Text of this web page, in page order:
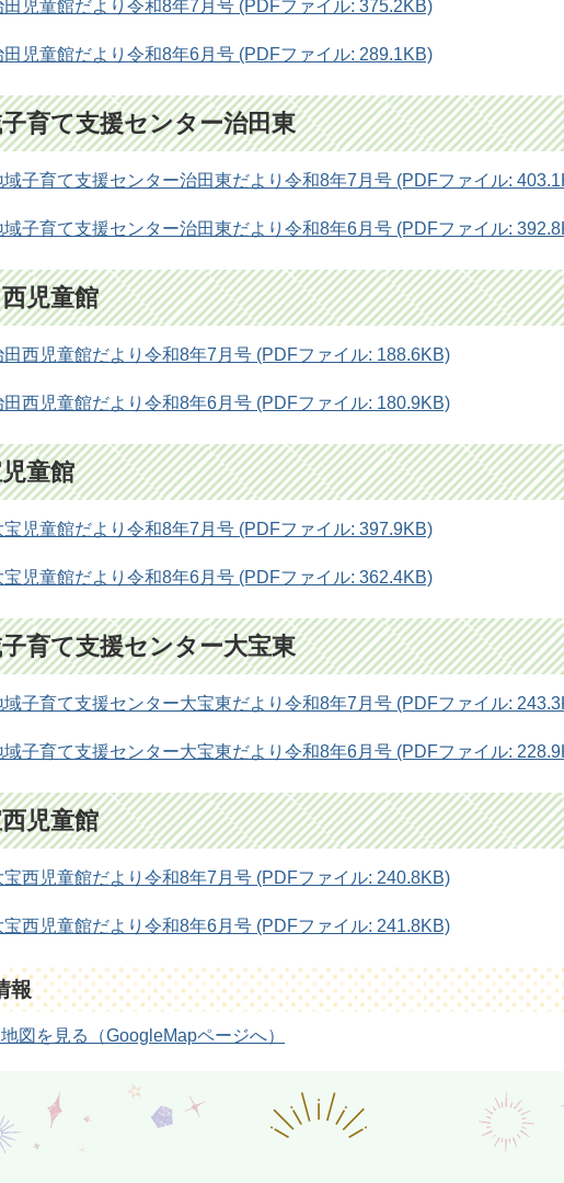
田児童館だより令和8年7月号 (PDFファイル: 375.2KB)
田児童館だより令和8年6月号 (PDFファイル: 289.1KB)
育て支援センター治田東
域子育て支援センター治田東だより令和8年7月号 (PDFファイル:
域子育て支援センター治田東だより令和8年6月号 (PDFファイル:
児童館
田西児童館だより令和8年7月号 (PDFファイル: 188.6KB)
田西児童館だより令和8年6月号 (PDFファイル: 180.9KB)
童館
宝児童館だより令和8年7月号 (PDFファイル: 397.9KB)
宝児童館だより令和8年6月号 (PDFファイル: 362.4KB)
育て支援センター大宝東
域子育て支援センター大宝東だより令和8年7月号 (PDFファイル:
域子育て支援センター大宝東だより令和8年6月号 (PDFファイル:
児童館
宝西児童館だより令和8年7月号 (PDFファイル: 240.8KB)
宝西児童館だより令和8年6月号 (PDFファイル: 241.8KB)
報
図を見る（GoogleMapページへ）